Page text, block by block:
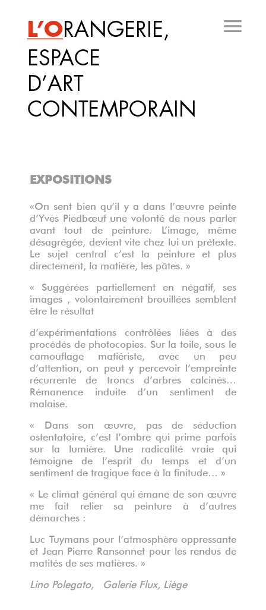
principal
EXPOSITIONS
«On sent bien qu’il y a dans l’œuvre peinte
d’Yves Piedbœuf une volonté de nous parler
avant tout de peinture. L’image, même
désagrégée, devient vite chez lui un prétexte.
Le sujet central c’est la peinture et plus
directement, la matière, les pâtes. »
« Suggérées partiellement en négatif, ses
images , volontairement brouillées semblent
être le résultat
d’expérimentations contrôlées liées à des
procédés de photocopies. Sur la toile, sous le
camouflage matiériste, avec un peu
d’attention, on peut y percevoir l’empreinte
récurrente de troncs d’arbres calcinés…
Rémanence induite d’un sentiment de
malaise.
« Dans son œuvre, pas de séduction
ostentatoire, c’est l’ombre qui prime parfois
sur la lumière. Une radicalité vraie qui
témoigne de l’esprit du temps et d’un
sentiment de tragique face à la finitude… »
« Le climat général qui émane de son œuvre
me fait relier sa peinture à d’autres
démarches :
Luc Tuymans pour l’atmosphère oppressante
et Jean Pierre Ransonnet pour les rendus de
matités de ses matières. »
Lino Polegato, Galerie Flux, Liège